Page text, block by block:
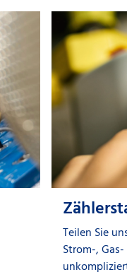
Teilen Sie
Strom-,